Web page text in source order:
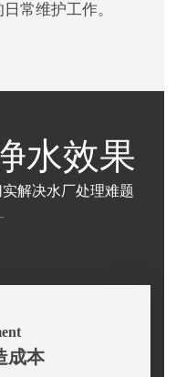
常维护工作。
水效果
解决水厂处理难题
成本